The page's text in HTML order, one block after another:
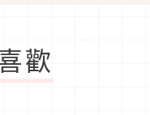
歡